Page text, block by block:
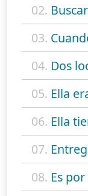
02.
03.
04. Dos
05. Ella
06. Ella
07.
08. Es